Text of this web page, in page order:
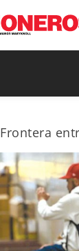
Frontera